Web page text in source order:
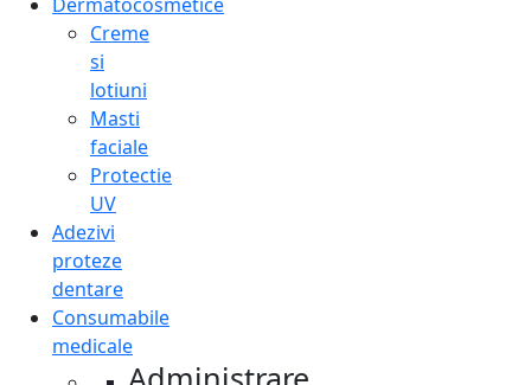
Creme
si
lotiuni
Masti
faciale
Protectie
UV
Adezivi
proteze
dentare
Consumabile
medicale